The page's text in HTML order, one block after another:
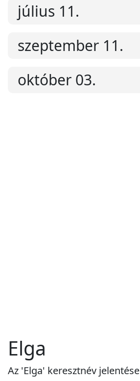
július 11.
szeptember 11.
október 03.
Elga
Az 'Elga' keresztnév